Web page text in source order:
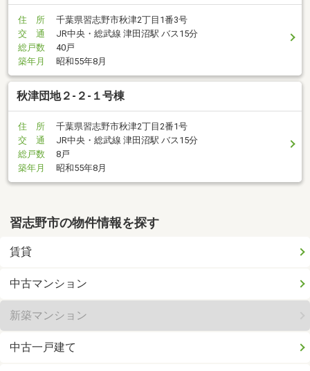
住 所
千葉県習志野市秋津2丁目1番3号
交 通
JR中央・総武線 津田沼駅 バス15分
総戸数
40戸
築年月
昭和55年8月
秋津団地２-２-１号棟
住 所
千葉県習志野市秋津2丁目2番1号
交 通
JR中央・総武線 津田沼駅 バス15分
総戸数
8戸
築年月
昭和55年8月
習志野市の物件情報を探す
賃貸
中古マンション
新築マンション
中古一戸建て